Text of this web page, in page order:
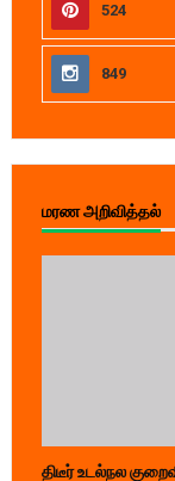
524
849
மரண அறிவித்தல்
திடீர் உடல்நல